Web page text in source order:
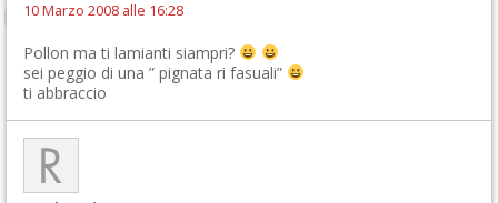
10 Marzo 2008 alle 16:28
Pollon ma ti lamianti siampri?
sei peggio di una ” pignata ri fasuali”
ti abbraccio